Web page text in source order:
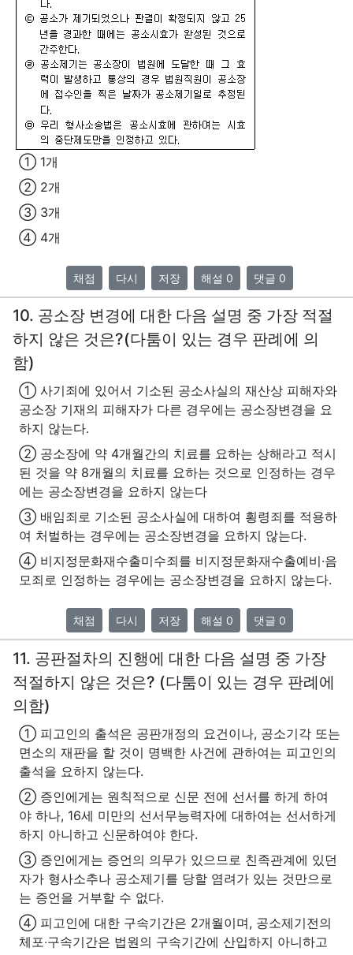
① 1개
② 2개
③ 3개
④ 4개
채점 다시 저장 해설 0 댓글 0
10. 공소장 변경에 대한 다음 설명 중 가장 적절
하지 않은 것은?(다툼이 있는 경우 판례에 의
함)
① 사기죄에 있어서 기소된 공소사실의 재산상 피해자와
공소장 기재의 피해자가 다른 경우에는 공소장변경을 요
하지 않는다.
② 공소장에 약 4개월간의 치료를 요하는 상해라고 적시
된 것을 약 8개월의 치료를 요하는 것으로 인정하는 경우
에는 공소장변경을 요하지 않는다
③ 배임죄로 기소된 공소사실에 대하여 횡령죄를 적용하
여 처벌하는 경우에는 공소장변경을 요하지 않는다.
④ 비지정문화재수출미수죄를 비지정문화재수출예비·음
모죄로 인정하는 경우에는 공소장변경을 요하지 않는다.
채점 다시 저장 해설 0 댓글 0
11. 공판절차의 진행에 대한 다음 설명 중 가장
적절하지 않은 것은? (다툼이 있는 경우 판례에
의함)
① 피고인의 출석은 공판개정의 요건이나, 공소기각 또는
면소의 재판을 할 것이 명백한 사건에 관하여는 피고인의
출석을 요하지 않는다.
② 증인에게는 원칙적으로 신문 전에 선서를 하게 하여
야 하나, 16세 미만의 선서무능력자에 대하여는 선서하게
하지 아니하고 신문하여야 한다.
③ 증인에게는 증언의 의무가 있으므로 친족관계에 있던
자가 형사소추나 공소제기를 당할 염려가 있는 것만으로
는 증언을 거부할 수 없다.
④ 피고인에 대한 구속기간은 2개월이며, 공소제기전의
체포‧구속기간은 법원의 구속기간에 산입하지 아니하고